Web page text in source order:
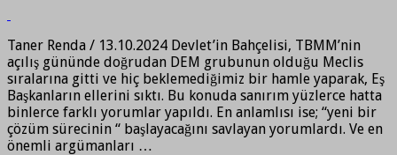
Taner Renda / 13.10.2024 Devlet’in Bahçelisi, TBMM’nin
açılış gününde doğrudan DEM grubunun olduğu Meclis
sıralarına gitti ve hiç beklemediğimiz bir hamle yaparak, Eş
Başkanların ellerini sıktı. Bu konuda sanırım yüzlerce hatta
binlerce farklı yorumlar yapıldı. En anlamlısı ise; “yeni bir
çözüm sürecinin “ başlayacağını savlayan yorumlardı. Ve en
önemli argümanları …